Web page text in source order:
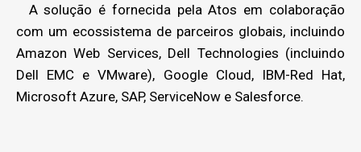
A solução é fornecida pela Atos em colaboração
com um ecossistema de parceiros globais, incluindo
Amazon Web Services, Dell Technologies (incluindo
Dell EMC e VMware), Google Cloud, IBM-Red Hat,
Microsoft Azure, SAP, ServiceNow e Salesforce.